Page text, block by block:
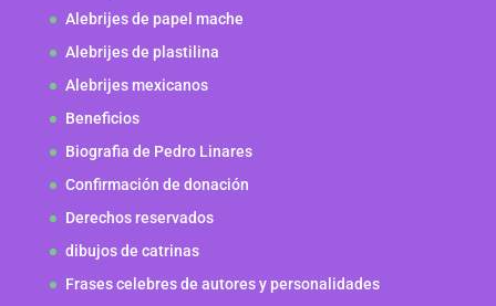
Alebrijes de papel mache
Alebrijes de plastilina
Alebrijes mexicanos
Beneficios
Biografia de Pedro Linares
Confirmación de donación
Derechos reservados
dibujos de catrinas
Frases celebres de autores y personalidades